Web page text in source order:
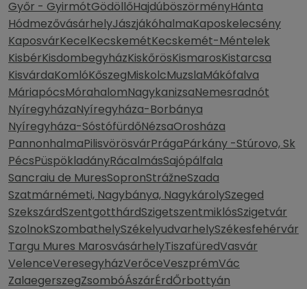
Győr - GyirmótGödöllőHajdúböszörményHánta
HódmezővásárhelyJászjákóhalmaKaposkelecsény
KaposvárKecelKecskemétKecskemét-Méntelek
KisbérKisdombegyházKiskőrösKismarosKistarcsa
KisvárdaKomlóKőszegMiskolcMuzslaMákófalva
MáriapócsMórahalomNagykanizsaNemesradnót
NyíregyházaNyíregyháza-Borbánya
Nyíregyháza-SóstófürdőNézsaOrosháza
PannonhalmaPilisvörösvárPrágaPárkány -Stúrovo, Sk
PécsPüspökladányRácalmásSajópálfala
Sancraiu de MuresSopronStrážneSzada
Szatmárnémeti, Nagybánya, NagykárolySzeged
SzekszárdSzentgotthárdSzigetszentmiklósSzigetvár
SzolnokSzombathelySzékelyudvarhelySzékesfehérvár
Targu Mures MarosvásárhelyTiszafüredVasvár
VelenceVeresegyházVerőceVeszprémVác
ZalaegerszegZsombóÁszárÉrdŐrbottyán